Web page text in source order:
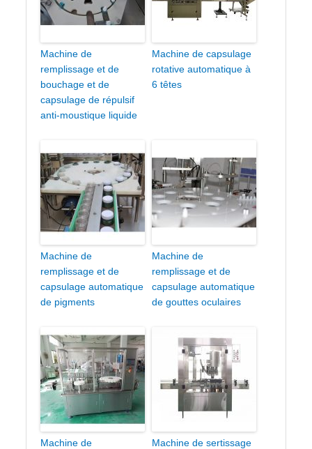
Machine de
remplissage et de
bouchage et de
capsulage de répulsif
anti-moustique liquide
Machine de capsulage
rotative automatique à
6 têtes
Machine de
remplissage et de
capsulage automatique
de pigments
Machine de
remplissage et de
capsulage automatique
de gouttes oculaires
Machine de
Machine de sertissage